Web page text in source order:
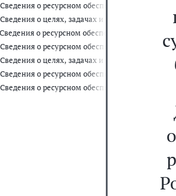
о ресурсном обеспечении и
о целях, задачах и целевых
о ресурсном обеспечении за счет
о ресурсном обеспечении и
о целях, задачах и целевых
о ресурсном обеспечении за счет
о ресурсном обеспечении и